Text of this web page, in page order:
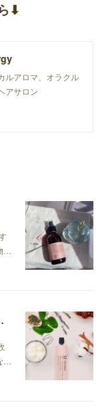
⬇︎
ルアロマ、オラクル
アサロン
…
ーでツヤサラに☆
…